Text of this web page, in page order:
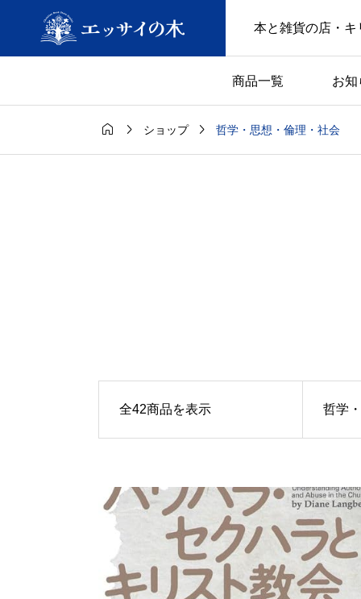
本と雑貨の店・キ
商品一覧 お知
  ショップ  哲学・思想・倫理・社会
全42商品を表示 哲学